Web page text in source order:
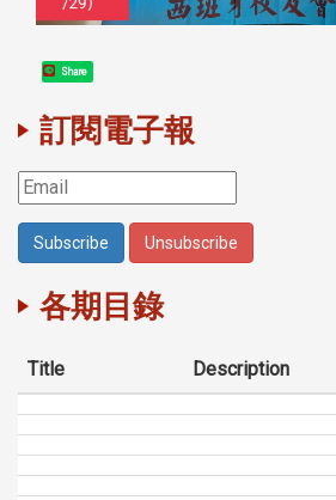
Share
訂閱電子報
各期目錄
Title Description